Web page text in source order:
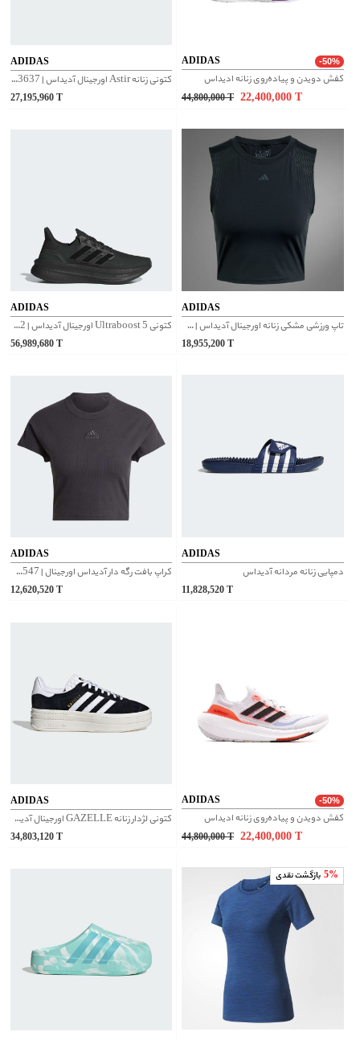
ADIDAS
کتونی زنانه Astir اورجینال آدیداس | IH3637
27,195,960
ADIDAS -50%
کفش دویدن و پیاده‌روی زنانه ادیداس
44,800,000 T 22,400,000
ADIDAS
کتونی Ultraboost 5 اورجینال آدیداس | ID8812
56,989,680
ADIDAS
تاپ ورزشی مشکی زنانه اورجینال آدیداس | IL0526
18,955,200
ADIDAS
کراپ بافت رگه دار آدیداس اورجینال | IT2547
12,620,520
ADIDAS
دمپایی زنانه مردانه آدیداس
11,828,520
ADIDAS
کتونی لژدار زنانه GAZELLE اورجینال آدیداس | HQ6912
34,803,120
ADIDAS -50%
کفش دویدن و پیاده‌روی زنانه ادیداس
44,800,000 T 22,400,000
5% بازگشت نقدی